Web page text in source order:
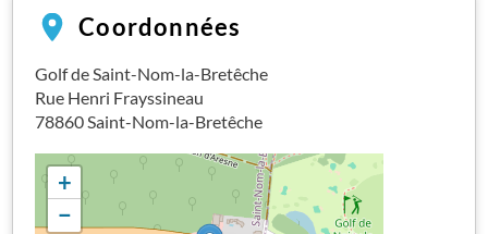
Coordonnées
Golf de Saint-Nom-la-Bretêche
Rue Henri Frayssineau
78860 Saint-Nom-la-Bretêche
+
−